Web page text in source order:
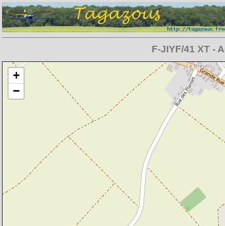
F-JIYF/41 XT -
Chargement de la carte en cours
+
−